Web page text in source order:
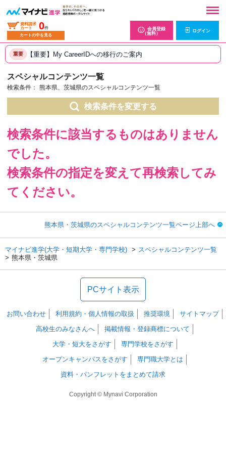
資料請求
カート
0件
カートの中を見る
会員登録
（無料）
ログイン
重要 【重要】My CareerIDへの移行のご案内
スペシャルコンテンツ一覧
検索条件： 熊本県、茨城県のスペシャルコンテンツ一覧
検索条件を変更する
検索条件に該当するものはありません
でした。
検索条件の指定を変えて再検索してみ
てください。
熊本県・茨城県のスペシャルコンテンツ一覧ページ上部へ
マイナビ進学(大学・短期大学・専門学校)
スペシャルコンテンツ一覧
熊本県・茨城県
PCサイト表示
お問い合わせ 利用規約・個人情報の取扱 推奨環境
サイトマップ
高校生のみなさんへ
掲載情報・登録商標について
大学・短大をさがす
専門学校をさがす
オープンキャンパスをさがす
専門職大学とは
資料・パンフレットをまとめて請求
Copyright © Mynavi Corporation